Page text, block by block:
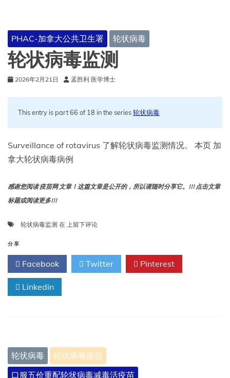
PHAC-加拿大公共卫生署 轮状病毒
轮状病毒监测
2026年2月21日 孟胜利 医学博士
This entry is part 66 of 18 in the series轮状病毒
Surveillance of rotavirus 了解轮状病毒监测情况。 本页 加
拿大轮状病毒病例
感谢您阅读 疫苗网 文章！这篇文章是公开的，所以请随时分享它。!!! 点击文章
标题或阅读更多!!!
轮状病毒监测 在 轮
毒
测
上留下评论
分享
Facebook Twitter Pinterest
Linkedin
轮状病毒
轮状病毒疫苗
口服五价重配轮状病毒减毒活疫苗